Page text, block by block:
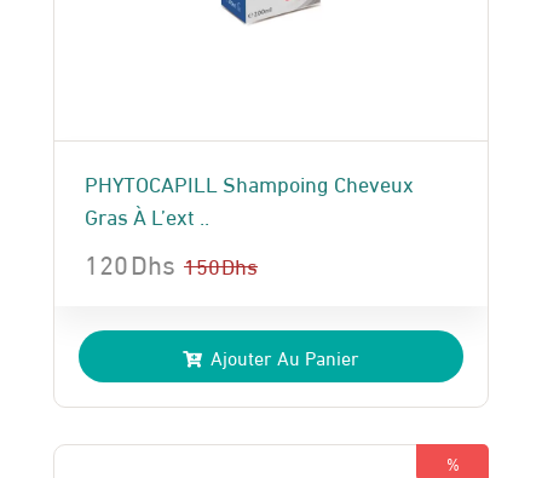
PHYTOCAPILL Shampoing Cheveux
Gras À L’ext ..
150Dhs
prix
initial
était :
150 Dhs.
120Dhs
prix
actuel
est :
120 Dhs.
Ajouter Au Panier
%